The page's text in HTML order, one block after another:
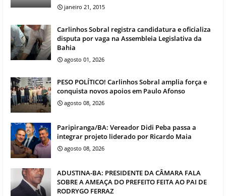
janeiro 21, 2015
Carlinhos Sobral registra candidatura e oficializa
disputa por vaga na Assembleia Legislativa da
Bahia
agosto 01, 2026
PESO POLÍTICO! Carlinhos Sobral amplia força e
conquista novos apoios em Paulo Afonso
agosto 08, 2026
Paripiranga/BA: Vereador Didi Peba passa a
integrar projeto liderado por Ricardo Maia
agosto 08, 2026
ADUSTINA-BA: PRESIDENTE DA CÂMARA FALA
SOBRE A AMEAÇA DO PREFEITO FEITA AO PAI DE
RODRYGO FERRAZ